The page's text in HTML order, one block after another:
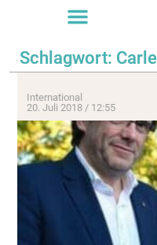
Schlagwort:
International
20. Juli 2018 / 12:55